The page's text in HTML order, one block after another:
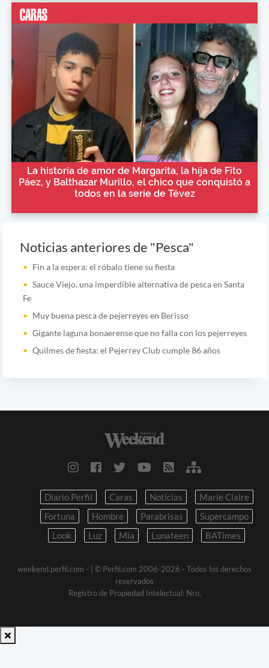
La historia de amor de Margarita, la hija de Fito
Páez, y Balthazar Murillo, el chico que conquistó a
todos en la serie de Tévez
Noticias anteriores de "Pesca"
Fin a la espera: el róbalo tiene su fiesta
Sauce Viejo, una imperdible alternativa de pesca en Santa
Fe
Muy buena pesca de pejerreyes en Berisso
Gigante laguna bonaerense que no falla con los pejerreyes
Quilmes de fiesta: el Pejerrey Club cumple 86 años
Diario Perfil Caras Noticias
Marie Claire
Fortuna
Hombre Parabrisas
Supercampo
Look
Luz Mia Lunateen BATimes
weekend.perfil.com -
| © Perfil.com 2006-2026 - Todos los derechos
reservados
Registro de Propiedad Intelectual: Nro.